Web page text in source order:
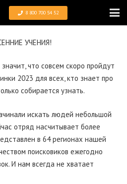
8 800 700 54 52
УЧЕНИЯ!
что совсем скоро пройдут
2023 для всех, кто знает про
собирается узнать.
искать людей небольшой
отряд насчитывает более
в 64 регионах нашей
поисковиков ежегодно
И нам всегда не хватает